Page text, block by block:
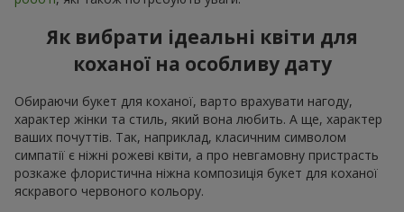
Як вибрати ідеальні квіти для
коханої на особливу дату
Обираючи букет для коханої, варто врахувати нагоду,
характер жінки та стиль, який вона любить. А ще, характер
ваших почуттів. Так, наприклад, класичним символом
симпатії є ніжні рожеві квіти, а про невгамовну пристрасть
розкаже флористична ніжна композиція букет для коханої
яскравого червоного кольору.